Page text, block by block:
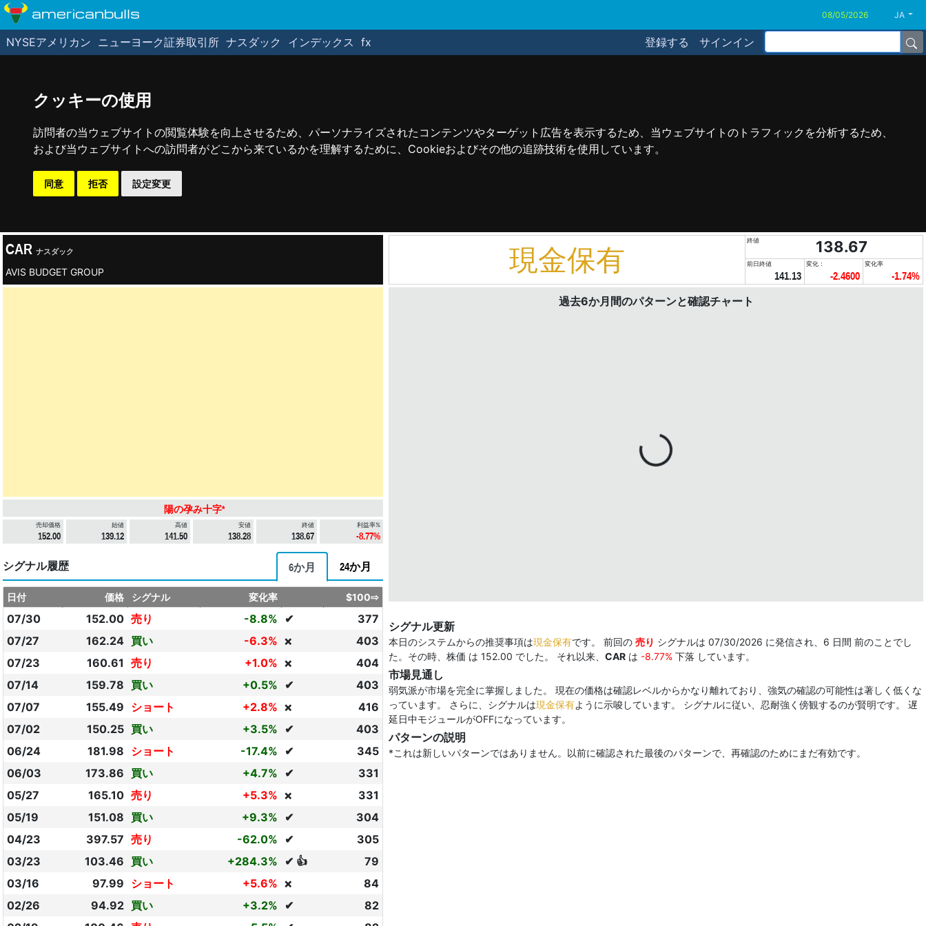
クッキーの使用
訪問者の当ウェブサイトの閲覧体験を向上させるため、パーソナライズされたコンテンツやターゲット広告を表示するため、当ウェブサイトのトラフィックを分析するため、
および当ウェブサイトへの訪問者がどこから来ているかを理解するために、Cookieおよびその他の追跡技術を使用しています。
同意 拒否 設定変更
americanbulls JA
登録する サインイン
NYSEアメリカン ニューヨーク証券取引所 ナスダック インデックス fx
CAR ナスダック
AVIS BUDGET GROUP 現金保有
終値 138.67
前日終値
141.13
変化：
-2.4600
変化率
-1.74%
陽の孕み十字*
売却価格
152.00
始値
139.12
高値
141.50
安値
138.28
終値
138.67
利益率%
-8.77%
シグナル履歴 6か月 24か月
日付 価格 シグナル 変化率 $100⇨
07/30 152.00 売り -8.8% ✔
377
07/27
162.24 買い -6.3% ❌
403
07/23
160.61 売り +1.0% ❌
404
07/14
159.78 買い +0.5% ✔
403
07/07
155.49 ショート +2.8% ❌
416
07/02
150.25 買い +3.5% ✔
403
06/24
181.98 ショート -17.4% ✔
345
06/03
173.86 買い +4.7% ✔
331
05/27
165.10 売り +5.3% ❌
331
05/19
151.08 買い +9.3% ✔
304
04/23
397.57 売り -62.0% ✔
305
03/23
103.46 買い +284.3% ✔ 👍
79
03/16
97.99 ショート +5.6% ❌
84
02/26
94.92 買い +3.2% ✔
82
過去6か月間のパターンと確認チャート
シグナル更新
本日のシステムからの推奨事項は現金保有です。 前回の 売り シグナルは 07/30/2026 に発信され、6 日間 前のことでし
た。その時、株価 は 152.00 でした。 それ以来、 CAR は -8.77% 下落 しています。
市場見通し
弱気派が市場を完全に掌握しました。 現在の価格は確認レベルからかなり離れており、強気の確認の可能性は著しく低くな
っています。 さらに、シグナルは現金保有ように示唆しています。 シグナルに従い、忍耐強く傍観するのが賢明です。 遅
延日中モジュールがOFFになっています。
パターンの説明
*これは新しいパターンではありません。以前に確認された最後のパターンで、再確認のためにまだ有効です。